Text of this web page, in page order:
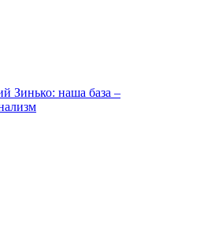
Зинько: наша база –